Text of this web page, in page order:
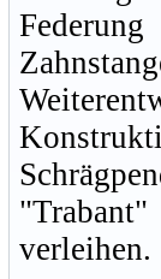
verleihen.